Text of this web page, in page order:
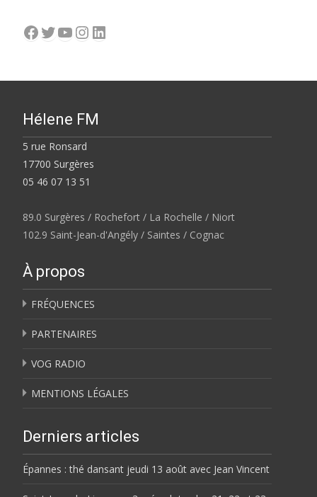
Facebook
Twitter
YouTube
Instagram
LinkedIn
Hélene FM
5 rue Ronsard
17700 Surgères
05 46 07 13 51
89.0 Surgères / Rochefort / La Rochelle / Niort
102.9 Saint-Jean-d'Angély / Saintes / Cognac
À propos
FRÉQUENCES
PARTENAIRES
VOG RADIO
MENTIONS LÉGALES
Derniers articles
Épannes : thé dansant jeudi 13 août avec Jean Vincent